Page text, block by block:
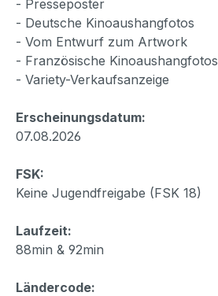
- Presseposter
- Deutsche Kinoaushangfotos
- Vom Entwurf zum Artwork
- Französische Kinoaushangfotos
- Variety-Verkaufsanzeige
Erscheinungsdatum:
07.08.2026
FSK:
Keine Jugendfreigabe (FSK 18)
Laufzeit:
88min & 92min
Ländercode: